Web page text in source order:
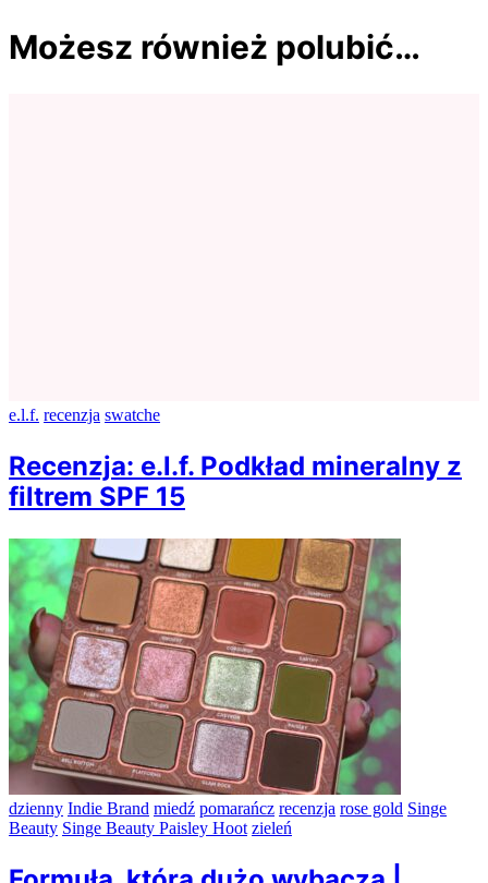
Możesz również polubić…
e.l.f. recenzja swatche
Recenzja: e.l.f. Podkład mineralny z
filtrem SPF 15
dzienny Indie Brand miedź pomarańcz recenzja rose gold Singe
Beauty Singe Beauty Paisley Hoot zieleń